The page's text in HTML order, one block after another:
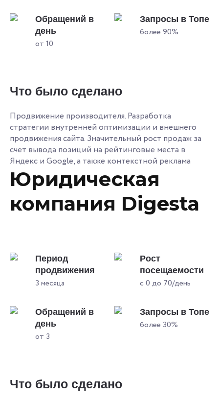
Обращений в
день
от 10
Запросы в Топе
более 90%
Что было сделано
Продвижение производителя. Разработка
стратегии внутренней оптимизации и внешнего
продвижения сайта. Значительный рост продаж за
счет вывода позиций на рейтинговые места в
Яндекс и Google, а также контекстной реклама
Юридическая
компания Digesta
Период
продвижения
3 месяца
Рост
посещаемости
с 0 до 70/день
Обращений в
день
от 3
Запросы в Топе
более 30%
Что было сделано